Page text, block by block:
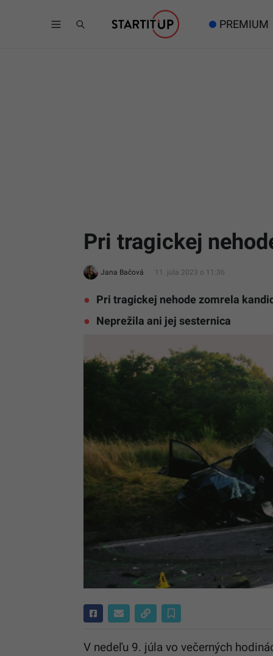
PREMIUM
Pri tragickej
Jana Bačová 11. júla 2023 o 11:36
Pri tragickej nehode zomrela
Neprežila ani jej sesternica
V nedeľu 9. júla vo večerných